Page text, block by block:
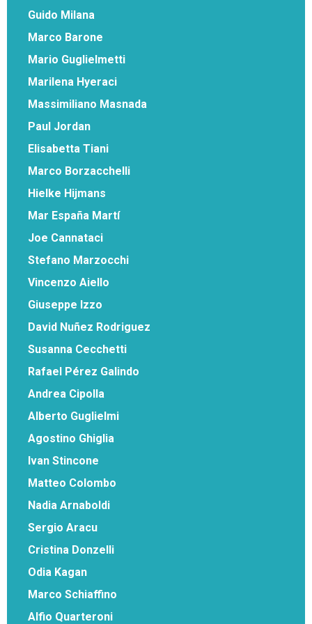
Guido Milana
Marco Barone
Mario Guglielmetti
Marilena Hyeraci
Massimiliano Masnada
Paul Jordan
Elisabetta Tiani
Marco Borzacchelli
Hielke Hijmans
Mar España Martí
Joe Cannataci
Stefano Marzocchi
Vincenzo Aiello
Giuseppe Izzo
David Nuñez Rodriguez
Susanna Cecchetti
Rafael Pérez Galindo
Andrea Cipolla
Alberto Guglielmi
Agostino Ghiglia
Ivan Stincone
Matteo Colombo
Nadia Arnaboldi
Sergio Aracu
Cristina Donzelli
Odia Kagan
Marco Schiaffino
Alfio Quarteroni